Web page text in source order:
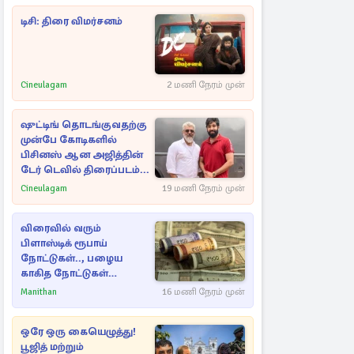
டிசி: திரை விமர்சனம்
Cineulagam 2 மணி நேரம் முன்
ஷுட்டிங் தொடங்குவதற்கு
முன்பே கோடிகளில்
பிசினஸ் ஆன அஜித்தின்
டேர் டெவில் திரைப்படம்...
Cineulagam 19 மணி நேரம் முன்
விரைவில் வரும்
பிளாஸ்டிக் ரூபாய்
நோட்டுகள்.., பழைய
காகித நோட்டுகள்
செல்லுமா?
Manithan 16 மணி நேரம் முன்
ஒரே ஒரு கையெழுத்து!
பூஜித் மற்றும்